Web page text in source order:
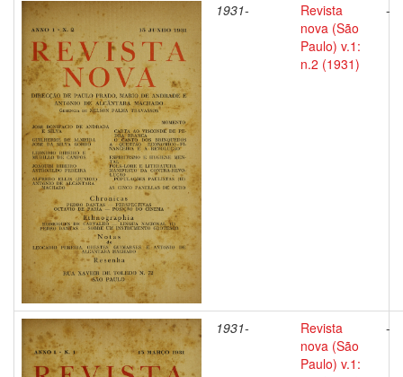
1931-
Revista
nova (São
Paulo) v.1:
n.2 (1931)
-
1931-
Revista
nova (São
Paulo) v.1:
-